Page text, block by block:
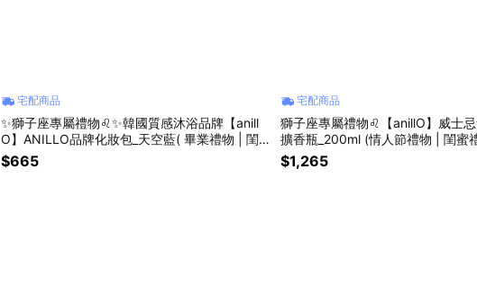
宅配商品
✨獅子座專屬禮物♌✨韓國質感沐浴品牌【anill
O】ANILLO品牌化妝包_天空藍( 畢業禮物 | 閨
蜜禮物 | 生日禮物🎁 )
$665
宅配商品
獅子座專屬禮物♌【anillO】威士
擴香瓶_200ml (情人節禮物 | 閨蜜
物🎁)
$1,265